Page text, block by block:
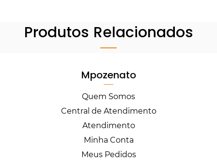
Produtos Relacionados
Mpozenato
Quem Somos
Central de Atendimento
Atendimento
Minha Conta
Meus Pedidos